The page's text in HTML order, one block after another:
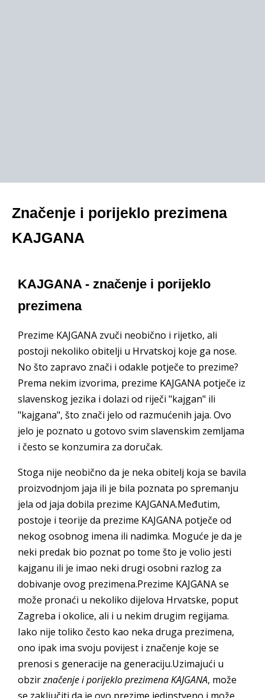
Značenje i porijeklo prezimena
KAJGANA
KAJGANA - značenje i porijeklo
prezimena
Prezime KAJGANA zvuči neobično i rijetko, ali
postoji nekoliko obitelji u Hrvatskoj koje ga nose.
No što zapravo znači i odakle potječe to prezime?
Prema nekim izvorima, prezime KAJGANA potječe iz
slavenskog jezika i dolazi od riječi "kajgan" ili
"kajgana", što znači jelo od razmućenih jaja. Ovo
jelo je poznato u gotovo svim slavenskim zemljama
i često se konzumira za doručak.
Stoga nije neobično da je neka obitelj koja se bavila
proizvodnjom jaja ili je bila poznata po spremanju
jela od jaja dobila prezime KAJGANA.Međutim,
postoje i teorije da prezime KAJGANA potječe od
nekog osobnog imena ili nadimka. Moguće je da je
neki predak bio poznat po tome što je volio jesti
kajganu ili je imao neki drugi osobni razlog za
dobivanje ovog prezimena.Prezime KAJGANA se
može pronaći u nekoliko dijelova Hrvatske, poput
Zagreba i okolice, ali i u nekim drugim regijama.
Iako nije toliko često kao neka druga prezimena,
ono ipak ima svoju povijest i značenje koje se
prenosi s generacije na generaciju.Uzimajući u
obzirznačenje i porijeklo prezimena KAJGANA, može